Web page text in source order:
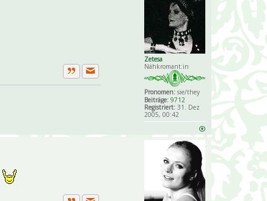
Zetesa
Nähkromant:in
Pronomen: sie/they
Beiträge: 9712
Registriert: 31. Dez
2005, 00:42
ZitatPrivate Nachricht senden